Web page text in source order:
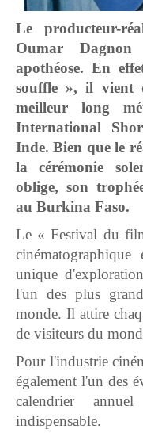
Le producteur-
Oumar
apothéose. En
souffle », il
meilleur long
International
Inde. Bien que le
la cérémonie
oblige, son
au Burkina Faso.
Le « Festival du
unique
l'un des plus
monde. Il attire
de visiteurs du
Pour l'industrie
également l'un des
calendrier
indispensable.